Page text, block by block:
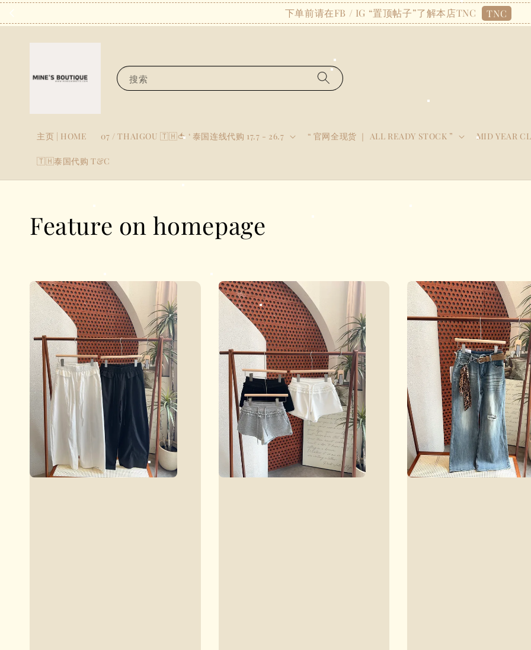
下单前请在FB / IG “置顶帖子”了解本店TNC TNC
搜索
主页 | HOME 07 / THAIGOU 🇹🇭🍅 ‘ 泰国连线代购 17.7 - 26.7 “ 官网全现货 ｜ ALL READY STOCK ” MID YEAR
🇹🇭泰国代购 T&C
Feature on homepage